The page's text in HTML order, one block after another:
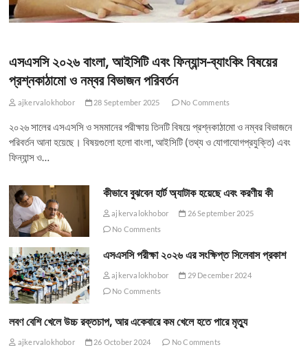
এসএসসি ২০২৬ বাংলা, আইসিটি এবং ফিন্যান্স-ব্যাংকিং বিষয়ের
প্রশ্নকাঠামো ও নম্বর বিভাজন পরিবর্তন
ajkervalokhobor 28 September 2025 No Comments
২০২৬ সালের এসএসসি ও সমমানের পরীক্ষায় তিনটি বিষয়ে প্রশ্নকাঠামো ও নম্বর বিভাজনে
পরিবর্তন আনা হয়েছে। বিষয়গুলো হলো বাংলা, আইসিটি (তথ্য ও যোগাযোগপ্রযুক্তি) এবং
ফিন্যান্স ও…
কীভাবে বুঝবেন হার্ট অ্যাটাক হয়েছে এবং করণীয় কী
ajkervalokhobor
26 September 2025
No Comments
এসএসসি পরীক্ষা ২০২৬ এর সংক্ষিপ্ত সিলেবাস প্রকাশ
ajkervalokhobor
29 December 2024
No Comments
লবণ বেশি খেলে উচ্চ রক্তচাপ, আর একেবারে কম খেলে হতে পারে মৃত্যু
ajkervalokhobor 26 October 2024 No Comments